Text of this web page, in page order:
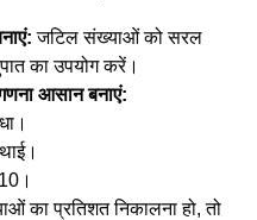
जटिल संख्याओं को सरल
का उपयोग करें।
आसान बनाएं:
का प्रतिशत निकालना हो, तो